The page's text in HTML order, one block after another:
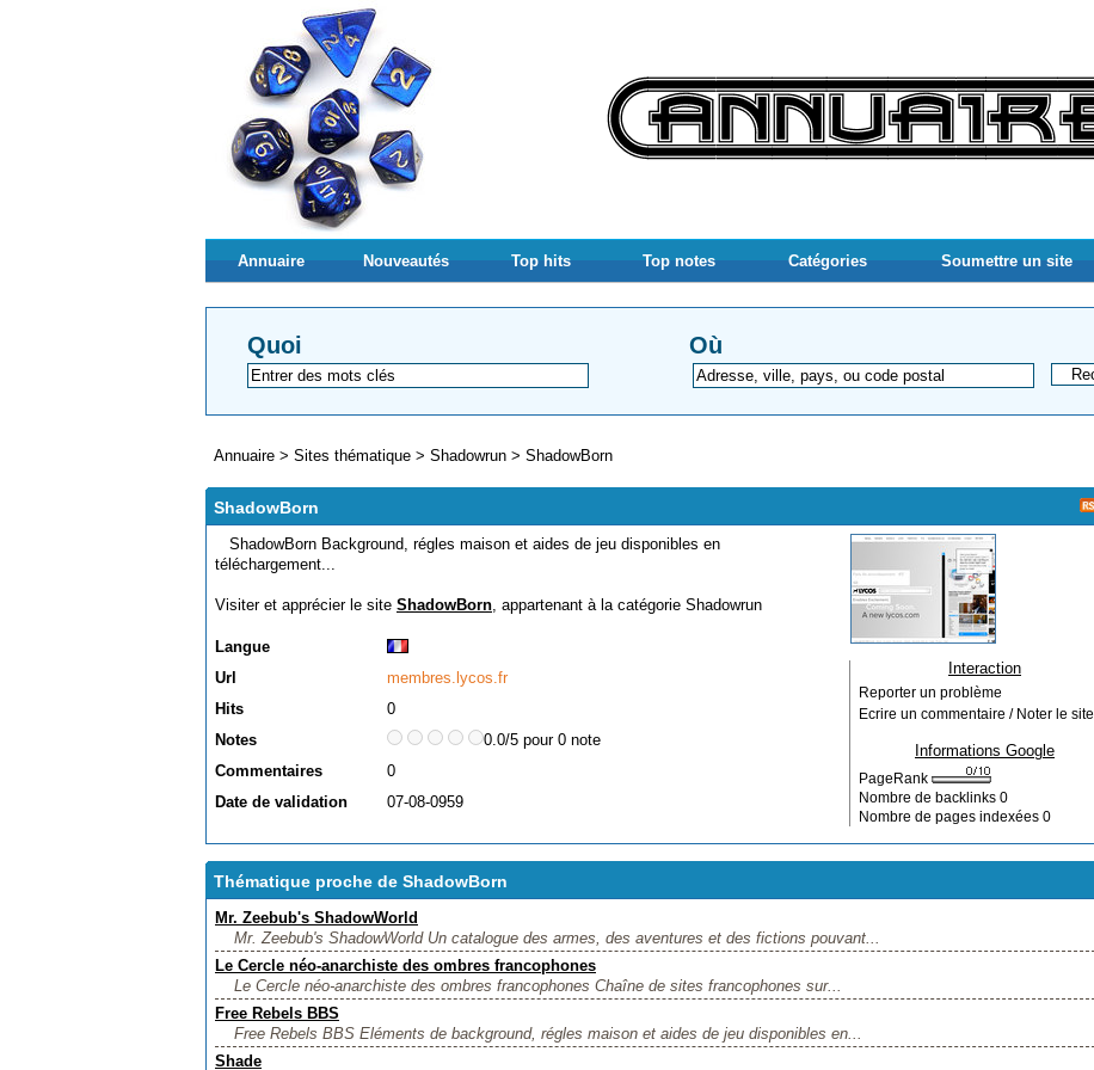
Annuaire Nouveautés Top hits Top notes Catégories Soumettre un site
Quoi Où
Annuaire > Sites thématique > Shadowrun > ShadowBorn
ShadowBorn
ShadowBorn Background, régles maison et aides de jeu disponibles en
téléchargement...
Visiter et apprécier le site ShadowBorn, appartenant à la catégorie Shadowrun
Langue
Url
membres.lycos.fr
Hits
0
Notes
0.0/5 pour 0 note
Commentaires
0
Date de validation
07-08-0959
Interaction
Reporter un problème
Ecrire un commentaire / Noter le site
Informations Google
PageRank
Nombre de backlinks 0
Nombre de pages indexées 0
Thématique proche de ShadowBorn
Mr. Zeebub's ShadowWorld
Mr. Zeebub's ShadowWorld Un catalogue des armes, des aventures et des fictions pouvant...
Le Cercle néo-anarchiste des ombres francophones
Le Cercle néo-anarchiste des ombres francophones Chaîne de sites francophones sur...
Free Rebels BBS
Free Rebels BBS Eléments de background, régles maison et aides de jeu disponibles en...
Shade